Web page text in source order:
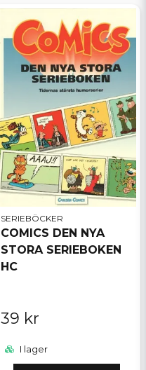
SERIEBÖCKER
COMICS DEN NYA
STORA SERIEBOKEN
HC
39 kr
I lager